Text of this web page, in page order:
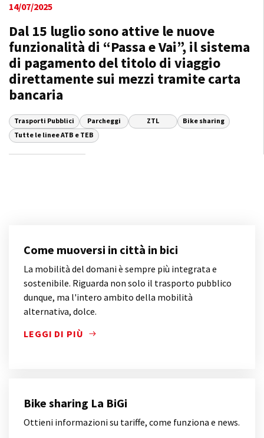
14/07/2025
Dal 15 luglio sono attive le nuove
funzionalità di “Passa e Vai”, il sistema
di pagamento del titolo di viaggio
direttamente sui mezzi tramite carta
bancaria
Trasporti Pubblici Parcheggi ZTL
Bike sharing
Tutte le linee ATB e TEB
Come muoversi in città in bici
La mobilità del domani è sempre più integrata e
sostenibile. Riguarda non solo il trasporto pubblico
dunque, ma l'intero ambito della mobilità
alternativa, dolce.
LEGGI DI PIÙ
LA MOBILITÀ DEL DOMANI È SEMPRE PIÙ
Bike sharing La BiGi
Ottieni informazioni su tariffe, come funziona e news.